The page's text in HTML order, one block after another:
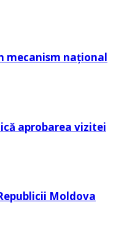
mecanism național
aprobarea vizitei
Moldova